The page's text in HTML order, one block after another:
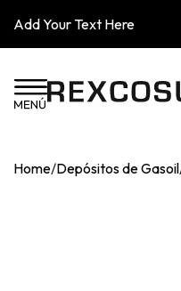
Add Your Text Here
Home/Depósitos de Gasoil